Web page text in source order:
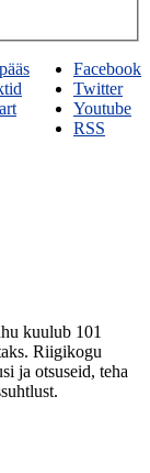
Facebook
Twitter
Youtube
RSS
kuulub 101
Riigikogu
ja otsuseid, teha